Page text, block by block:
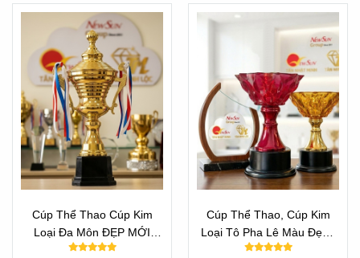
Cúp Thể Thao Cúp Kim
Loại Đa Môn ĐẸP MỚI
40cm
Cúp Thể Thao, Cúp Kim
Loại Tô Pha Lê Màu Đẹp -
ĐA MÀU SẮC ĐỘC ĐÁO